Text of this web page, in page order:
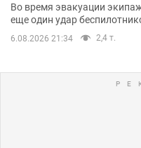
Во время эвакуации
еще один удар
6.08.2026 21:34 2,4 т.